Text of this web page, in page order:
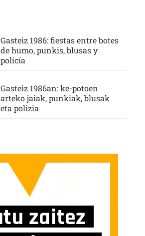
Gasteiz 1986: fiestas entre botes
de humo, punkis, blusas y
policía
Gasteiz 1986an: ke-potoen
arteko jaiak, punkiak, blusak
eta polizia